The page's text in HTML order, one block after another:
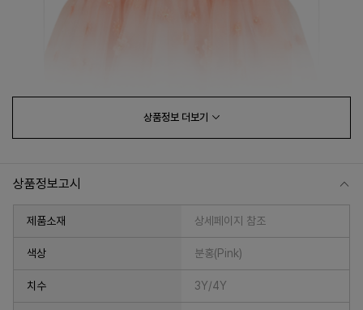
상품정보 더보기
상품정보고시
제품소재 상세페이지 참조
색상 분홍(Pink)
치수 3Y/4Y